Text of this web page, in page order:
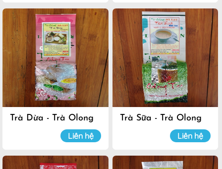
Trà Dừa - Trà Olong
Liên hệ
Trà Sữa - Trà Olong
Liên hệ